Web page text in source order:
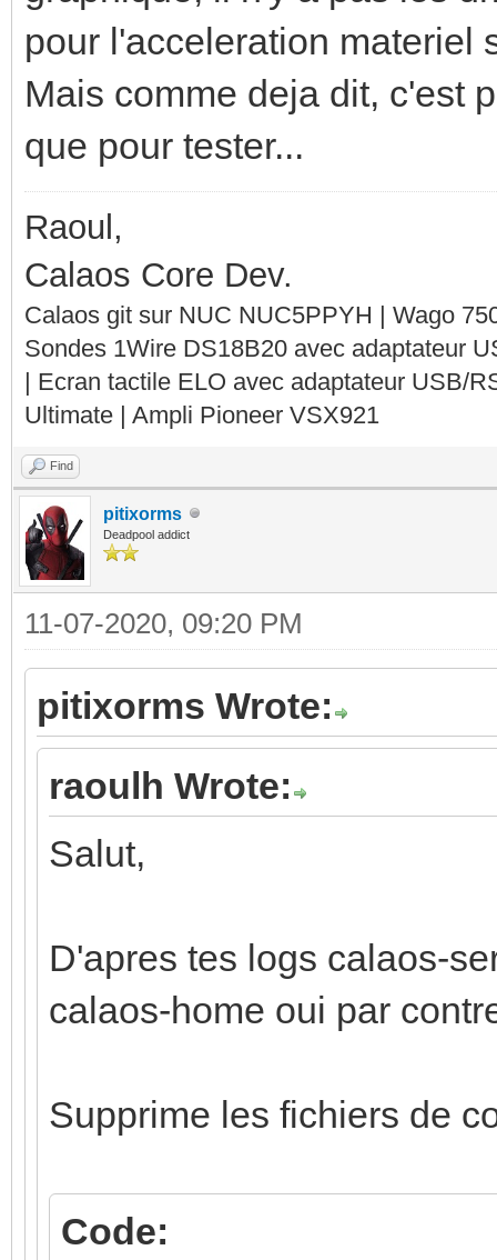
pour l'acceleration materiel
Mais comme deja dit, c'est
que pour tester...
Raoul,
Calaos Core Dev.
Calaos git sur NUC NUC5PPYH | Wago
Sondes 1Wire DS18B20 avec adaptateur
| Ecran tactile ELO avec adaptateur USB/
Ultimate | Ampli Pioneer VSX921
Find
pitixorms
Deadpool addict
11-07-2020, 09:20 PM
pitixorms Wrote:
raoulh Wrote:
Salut,
D'apres tes logs calaos-
calaos-home oui par
Supprime les fichiers de
Code: